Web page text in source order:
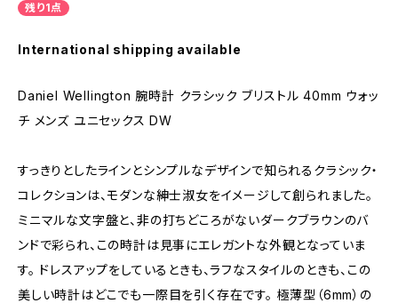
残り1点
International shipping available
Daniel Wellington 腕時計 クラシック ブリストル 40mm ウォッ
チ メンズ ユニセックス DW
すっきりとしたラインとシンプルなデザインで知られるクラシック・
コレクションは、モダンな紳士淑女をイメージして創られました。
ミニマルな文字盤と、非の打ちどころがないダークブラウンのバ
ンドで彩られ、この時計は見事にエレガントな外観となっていま
す。 ドレスアップをしているときも、ラフなスタイルのときも、この
美しい時計はどこでも一際目を引く存在です。 極薄型（6mm）の